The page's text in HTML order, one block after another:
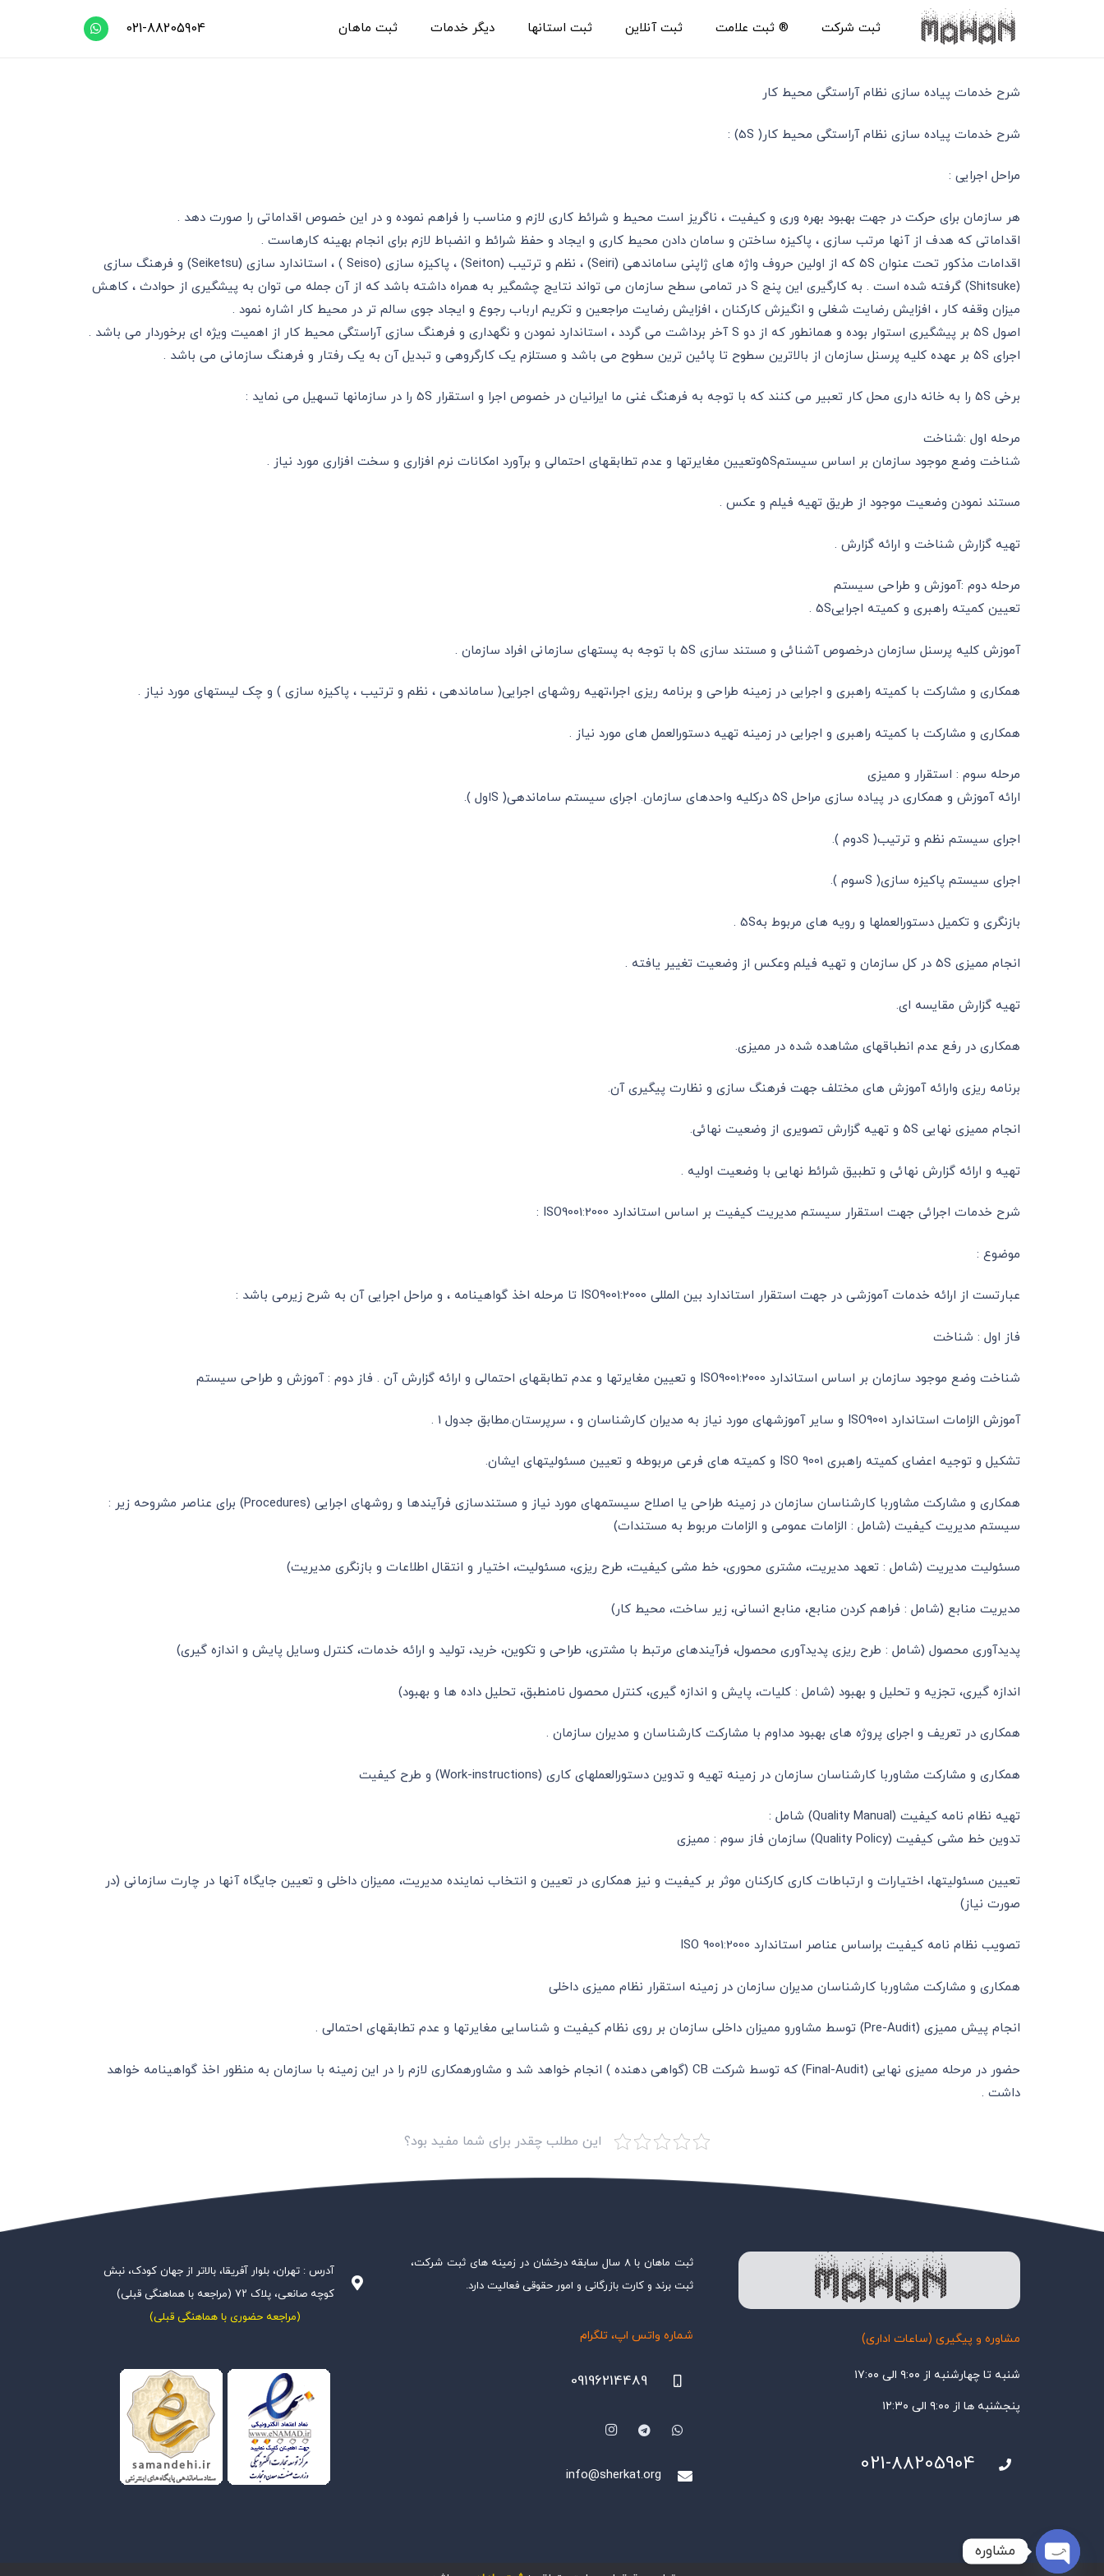
ثبت شرکت ®️ ثبت علامت ثبت آنلاین ثبت استانها دیگر خدمات ثبت ماهان 021-88205904
شرح خدمات پیاده سازی نظام آراستگی محیط کار
شرح خدمات پیاده سازی نظام آراستگی محیط کار( 5S) :
مراحل اجرایی :
هر سازمان برای حرکت در جهت بهبود بهره وری و کیفیت ، ناگریز است محیط و شرائط کاری لازم و مناسب را فراهم نموده و در این خصوص اقداماتی را صورت دهد .
اقداماتی که هدف از آنها مرتب سازی ، پاکیزه ساختن و سامان دادن محیط کاری و ایجاد و حفظ شرائط و انضباط لازم برای انجام بهینه کارهاست .
اقدامات مذکور تحت عنوان 5S که از اولین حروف واژه های ژاپنی ساماندهی (Seiri) ، نظم و ترتیب (Seiton) ، پاکیزه سازی (Seiso ) ، استاندارد سازی (Seiketsu) و فرهنگ سازی
(Shitsuke) گرفته شده است . به کارگیری این پنج S در تمامی سطح سازمان می تواند نتایج چشمگیر به همراه داشته باشد که از آن جمله می توان به پیشگیری از حوادث ، کاهش
میزان وقفه کار ، افزایش رضایت شغلی و انگیزش کارکنان ، افزایش رضایت مراجعین و تکریم ارباب رجوع و ایجاد جوی سالم تر در محیط کار اشاره نمود .
اصول 5S بر پیشگیری استوار بوده و همانطور که از دو S آخر برداشت می گردد ، استاندارد نمودن و نگهداری و فرهنگ سازی آراستگی محیط کار از اهمیت ویژه ای برخوردار می باشد .
اجرای 5S بر عهده کلیه پرسنل سازمان از بالاترین سطوح تا پائین ترین سطوح می باشد و مستلزم یک کارگروهی و تبدیل آن به یک رفتار و فرهنگ سازمانی می باشد .
برخی 5S را به خانه داری محل کار تعبیر می کنند که با توجه به فرهنگ غنی ما ایرانیان در خصوص اجرا و استقرار 5S را در سازمانها تسهیل می نماید :
مرحله اول :شناخت
شناخت وضع موجود سازمان بر اساس سیستم5Sوتعیین مغایرتها و عدم تطابقهای احتمالی و برآورد امکانات نرم افزاری و سخت افزاری مورد نیاز .
مستند نمودن وضعیت موجود از طریق تهیه فیلم و عکس .
تهیه گزارش شناخت و ارائه گزارش .
مرحله دوم :آموزش و طراحی سیستم
تعیین کمیته راهبری و کمیته اجرایی5S .
آموزش کلیه پرسنل سازمان درخصوص آشنائی و مستند سازی 5S با توجه به پستهای سازمانی افراد سازمان .
همکاری و مشارکت با کمیته راهبری و اجرایی در زمینه طراحی و برنامه ریزی اجرا‎‎،تهیه روشهای اجرایی( ساماندهی ، نظم و ترتیب ، پاکیزه سازی ) و چک لیستهای مورد نیاز .
همکاری و مشارکت با کمیته راهبری و اجرایی در زمینه تهیه دستورالعمل های مورد نیاز .
مرحله سوم : استقرار و ممیزی
ارائه آموزش و همکاری در پیاده سازی مراحل 5S درکلیه واحدهای سازمان. اجرای سیستم ساماندهی( Sاول ).
اجرای سیستم نظم و ترتیب( Sدوم ).
اجرای سیستم پاکیزه سازی( Sسوم ).
بازنگری و تکمیل دستورالعملها و رویه های مربوط به5S .
انجام ممیزی 5S در کل سازمان و تهیه فیلم وعکس از وضعیت تغییر یافته .
تهیه گزارش مقایسه ای.
همکاری در رفع عدم انطباقهای مشاهده شده در ممیزی.
برنامه ریزی وارائه آموزش های مختلف جهت فرهنگ سازی و نظارت پیگیری آن.
انجام ممیزی نهایی 5S و تهیه گزارش تصویری از وضعیت نهائی.
تهیه و ارائه گزارش نهائی و تطبیق شرائط نهایی با وضعیت اولیه .
شرح خدمات اجرائی جهت استقرار سیستم مدیریت کیفیت بر اساس استاندارد ISO9001:2000 :
موضوع :
عبارتست از ارائه خدمات آموزشی در جهت استقرار استاندارد بین المللی ISO9001:2000 تا مرحله اخذ گواهینامه ، و مراحل اجرایی آن به شرح زیرمی باشد :
فاز اول : شناخت
شناخت وضع موجود سازمان بر اساس استاندارد ISO9001:2000 و تعیین مغایرتها و عدم تطابقهای احتمالی و ارائه گزارش آن . فاز دوم : آموزش و طراحی سیستم
آموزش الزامات استاندارد ISO9001 و سایر آموزشهای مورد نیاز به مدیران کارشناسان و ، سرپرستان.مطابق جدول 1 .
تشکیل و توجیه اعضای کمیته راهبری ISO 9001 و کمیته های فرعی مربوطه و تعیین مسئولیتهای ایشان.
همکاری و مشارکت مشاوربا کارشناسان سازمان در زمینه طراحی یا اصلاح سیستمهای مورد نیاز و مستندسازی فرآیندها و روشهای اجرایی (Procedures) برای عناصر مشروحه زیر :
سیستم مدیریت کیفیت (شامل : الزامات عمومی و الزامات مربوط به مستندات)
مسئولیت مدیریت (شامل : تعهد مدیریت، مشتری محوری، خط مشی کیفیت، طرح ریزی، مسئولیت، اختیار و انتقال اطلاعات و بازنگری مدیریت)
مدیریت منابع (شامل : فراهم کردن منابع، منابع انسانی، زیر ساخت، محیط کار)
پدیدآوری محصول (شامل : طرح ریزی پدیدآوری محصول، فرآیندهای مرتبط با مشتری، طراحی و تکوین، خرید، تولید و ارائه خدمات، کنترل وسایل پایش و اندازه گیری)
اندازه گیری، تجزیه و تحلیل و بهبود (شامل : کلیات، پایش و اندازه گیری، کنترل محصول نامنطبق، تحلیل داده ها و بهبود)
همکاری در تعریف و اجرای پروژه های بهبود مداوم با مشارکت کارشناسان و مدیران سازمان .
همکاری و مشارکت مشاوربا کارشناسان سازمان در زمینه تهیه و تدوین دستورالعملهای کاری (Work-instructions) و طرح کیفیت
تهیه نظام نامه کیفیت (Quality Manual) شامل :
تدوین خط مشی کیفیت (Quality Policy) سازمان فاز سوم : ممیزی
تعیین مسئولیتها، اختیارات و ارتباطات کاری کارکنان موثر بر کیفیت و نیز همکاری در تعیین و انتخاب نماینده مدیریت، ممیزان داخلی و تعیین جایگاه آنها در چارت سازمانی (در
صورت نیاز)
تصویب نظام نامه کیفیت براساس عناصر استاندارد ISO 9001:2000
همکاری و مشارکت مشاوربا کارشناسان مدیران سازمان در زمینه استقرار نظام ممیزی داخلی
انجام پیش ممیزی (Pre-Audit) توسط مشاورو ممیزان داخلی سازمان بر روی نظام کیفیت و شناسایی مغایرتها و عدم تطابقهای احتمالی .
حضور در مرحله ممیزی نهایی (Final-Audit) که توسط شرکت CB (گواهی دهنده ) انجام خواهد شد و مشاورهمکاری لازم را در این زمینه با سازمان به منظور اخذ گواهینامه خواهد
داشت .
این مطلب چقدر برای شما مفید بود؟
مشاوره و پیگیری (ساعات اداری)
شنبه تا چهارشنبه از ۹:۰۰ الی ۱۷:۰۰
پنجشنبه ها از ۹:۰۰ الی ۱۲:۳۰
021-88205904
ثبت ماهان با ۸ سال سابقه درخشان در زمینه های ثبت شرکت،
ثبت برند و کارت بازرگانی و امور حقوقی فعالیت دارد.
شماره واتس اپ، تلگرام
09196214489
info@sherkat.org
آدرس : تهران، بلوار آفریقا، بالاتر از جهان کودک، نبش
کوچه صانعی، پلاک ۷۲ (مراجعه با هماهنگی قبلی)
(مراجعه حضوری با هماهنگی قبلی)
مشاوره